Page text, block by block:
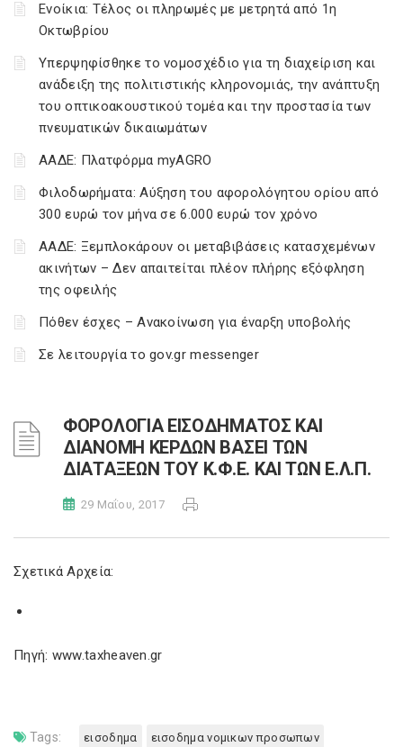
Ενοίκια: Τέλος οι πληρωμές με μετρητά από 1η
Οκτωβρίου
Υπερψηφίσθηκε το νομοσχέδιο για τη διαχείριση και
ανάδειξη της πολιτιστικής κληρονομιάς, την ανάπτυξη
του οπτικοακουστικού τομέα και την προστασία των
πνευματικών δικαιωμάτων
ΑΑΔΕ: Πλατφόρμα myAGRO
Φιλοδωρήματα: Αύξηση του αφορολόγητου ορίου από
300 ευρώ τον μήνα σε 6.000 ευρώ τον χρόνο
ΑΑΔΕ: Ξεμπλοκάρουν οι μεταβιβάσεις κατασχεμένων
ακινήτων – Δεν απαιτείται πλέον πλήρης εξόφληση
της οφειλής
Πόθεν έσχες – Ανακοίνωση για έναρξη υποβολής
Σε λειτουργία το gov.gr messenger
ΦΟΡΟΛΟΓΙΑ ΕΙΣΟΔΗΜΑΤΟΣ ΚΑΙ
ΔΙΑΝΟΜΗ ΚΕΡΔΩΝ ΒΑΣΕΙ ΤΩΝ
ΔΙΑΤΑΞΕΩΝ ΤΟΥ Κ.Φ.Ε. ΚΑΙ ΤΩΝ Ε.Λ.Π.
29 Μαΐου, 2017
Σχετικά Αρχεία:
Πηγή: www.taxheaven.gr
Tags: εισοδημα εισοδημα νομικων προσωπων